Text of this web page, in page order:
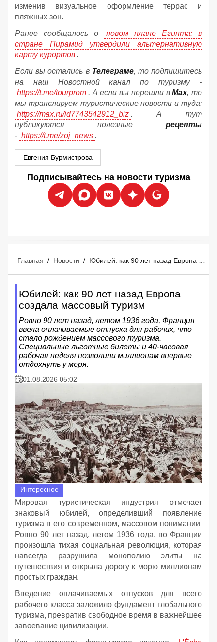
изменив визуальное оформление террас и
пляжных зон.
Ранее сообщалось о
новом плане Египта: в
стране Пирамид утвердили альтернативную
карту курортов .
Если вы остались в Телеграме, то подпишитесь
на наш Новостной канал по туризму -
https://t.me/tourprom . А если вы перешли вМах, то
мы транслируем туристические новости и туда:
https://max.ru/id7743542912_biz . А тут
публикуются полезные рецепты
- https://t.me/zoj_news .
Евгения Бурмистрова
Подписывайтесь на новости туризма
Главная / Новости /
Юбилей: как 90 лет назад Европа
создала массовый туризм
Ровно 90 лет назад, летом 1936 года, Франция
ввела оплачиваемые отпуска для рабочих, что
стало рождением массового туризма.
Специальные льготные билеты и 40-часовая
рабочая неделя позволили миллионам впервые
отдохнуть у моря.
01.08.2026 05:02
Интересное
Мировая туристическая индустрия отмечает
знаковый юбилей, определивший появление
туризма в его современном, массовом понимании.
Ровно 90 лет назад, летом 1936 года, во Франции
произошла тихая социальная революция, которая
навсегда разрушила монополию элиты на
путешествия и открыла дорогу к морю миллионам
простых граждан.
Введение оплачиваемых отпусков для всего
рабочего класса заложило фундамент глобального
туризма, превратив свободное время в важнейшее
завоевание цивилизации.